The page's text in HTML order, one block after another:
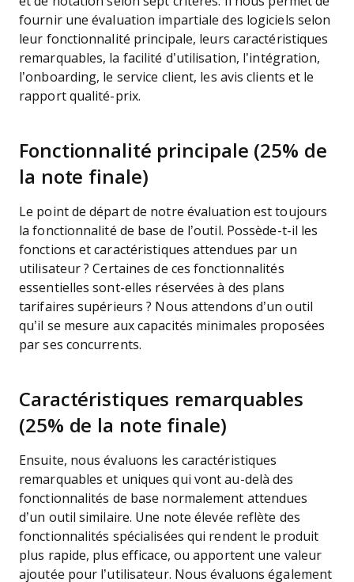
fournir une évaluation impartiale des logiciels selon
leur fonctionnalité principale, leurs caractéristiques
remarquables, la facilité d’utilisation, l’intégration,
l’onboarding, le service client, les avis clients et le
rapport qualité-prix.
Fonctionnalité principale (25% de
la note finale)
Le point de départ de notre évaluation est toujours
la fonctionnalité de base de l’outil. Possède-t-il les
fonctions et caractéristiques attendues par un
utilisateur ? Certaines de ces fonctionnalités
essentielles sont-elles réservées à des plans
tarifaires supérieurs ? Nous attendons d’un outil
qu’il se mesure aux capacités minimales proposées
par ses concurrents.
Caractéristiques remarquables
(25% de la note finale)
Ensuite, nous évaluons les caractéristiques
remarquables et uniques qui vont au-delà des
fonctionnalités de base normalement attendues
d’un outil similaire. Une note élevée reflète des
fonctionnalités spécialisées qui rendent le produit
plus rapide, plus efficace, ou apportent une valeur
ajoutée pour l’utilisateur. Nous évaluons également